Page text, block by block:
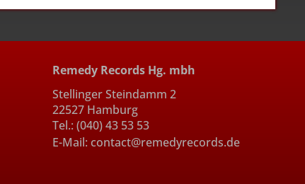
Remedy Records Hg. mbh
Stellinger Steindamm 2
22527 Hamburg
Tel.: (040) 43 53 53
E-Mail: contact@remedyrecords.de